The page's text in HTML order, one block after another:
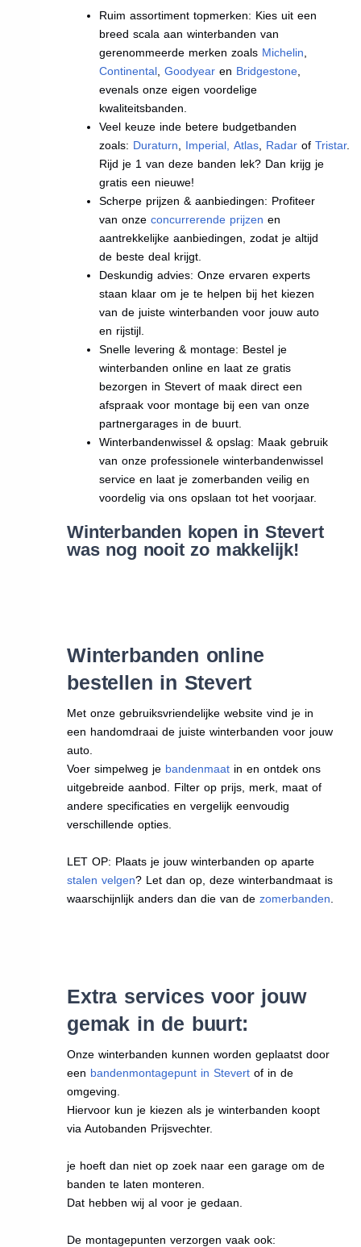
Ruim assortiment topmerken: Kies uit een
breed scala aan winterbanden van
gerenommeerde merken zoals Michelin
Continental ,Goodyear en Bridgestone
evenals onze eigen voordelige
kwaliteitsbanden.
Veel keuze inde betere budgetbanden
zoals: Duraturn Imperial Atlas Radar ofTristar.
Rijd je 1 van deze banden lek? Dan krijg je
gratis een nieuwe!
Scherpe prijzen & aanbiedingen: Profiteer
van onzeconcurrerende prijzen en
aantrekkelijke aanbiedingen, zodat je altijd
de beste deal krijgt.
Deskundig advies: Onze ervaren experts
staan klaar om je te helpen bij het kiezen
van de juiste winterbanden voor jouw auto
en rijstijl.
Snelle levering & montage: Bestel je
winterbanden online en laat ze gratis
bezorgen in Stevert of maak direct een
afspraak voor montage bij een van onze
partnergarages in de buurt.
Winterbandenwissel & opslag: Maak gebruik
van onze professionele winterbandenwissel
service en laat je zomerbanden veilig en
voordelig via ons opslaan tot het voorjaar.
Winterbanden kopen in Stevert
was nog nooit zo makkelijk!
Winterbanden online
bestellen in Stevert
Met onze gebruiksvriendelijke website vind je in
een handomdraai de juiste winterbanden voor jouw
auto.
Voer simpelweg je bandenmaat in en ontdek ons
uitgebreide aanbod. Filter op prijs, merk, maat of
andere specificaties en vergelijk eenvoudig
verschillende opties.
LET OP: Plaats je jouw winterbanden op aparte
stalen velgen? Let dan op, deze winterbandmaat is
waarschijnlijk anders dan die van dezomerbanden
Extra services voor jouw
gemak in de buurt:
Onze winterbanden kunnen worden geplaatst door
een bandenmontagepunt in Stevert of in de
omgeving.
Hiervoor kun je kiezen als je winterbanden koopt
via Autobanden Prijsvechter.
je hoeft dan niet op zoek naar een garage om de
banden te laten monteren.
Dat hebben wij al voor je gedaan.
De montagepunten verzorgen vaak ook: